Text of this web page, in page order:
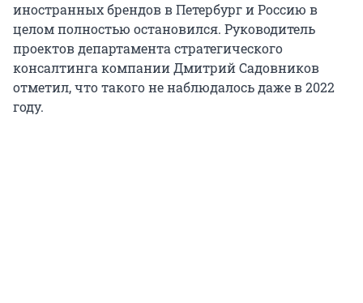
иностранных брендов в Петербург и Россию в
целом полностью остановился. Руководитель
проектов департамента стратегического
консалтинга компании Дмитрий Садовников
отметил, что такого не наблюдалось даже в 2022
году.